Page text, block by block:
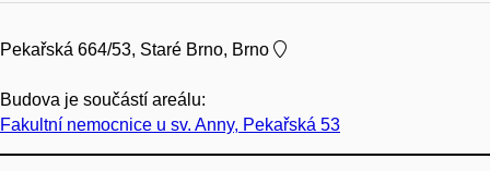
Pekařská 664/53, Staré Brno, Brno
Budova je součástí areálu:
Fakultní nemocnice u sv. Anny, Pekařská 53